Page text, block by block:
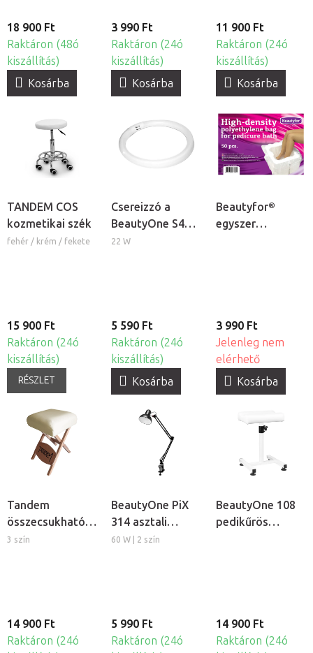
18 900 Ft
Raktáron (48ó
kiszállítás)
Kosárba
3 990 Ft
Raktáron (24ó
kiszállítás)
Kosárba
11 900 Ft
Raktáron (24ó
kiszállítás)
Kosárba
TANDEM COS
kozmetikai szék
fehér / krém / fekete
15 900 Ft
Raktáron (24ó
kiszállítás)
RÉSZLET
Csereizzó a
BeautyOne S4
kozmetikai
22 W
5 590 Ft
Raktáron (24ó
kiszállítás)
Kosárba
Beautyfor®
egyszer
3 990 Ft
Jelenleg nem
elérhető
Kosárba
Tandem
összecsukható
szék
3 szín
14 900 Ft
Raktáron (24ó
BeautyOne PiX
314 asztali
lámpa
60 W | 2 szín
5 990 Ft
Raktáron (24ó
BeautyOne 108
pedikűrös
14 900 Ft
Raktáron (24ó